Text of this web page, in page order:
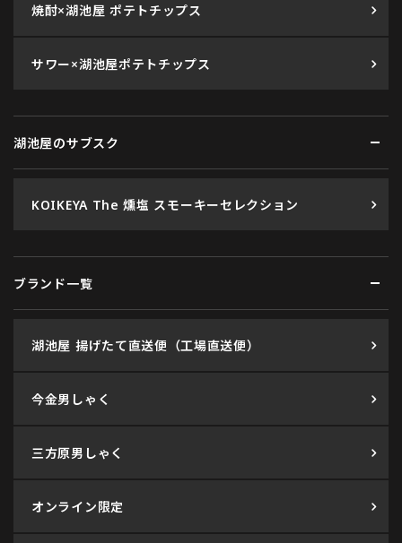
焼酎×湖池屋 ポテトチップス
サワー×湖池屋ポテトチップス
湖池屋のサブスク
KOIKEYA The 燻塩 スモーキーセレクション
ブランド一覧
湖池屋 揚げたて直送便（工場直送便）
今金男しゃく
三方原男しゃく
オンライン限定